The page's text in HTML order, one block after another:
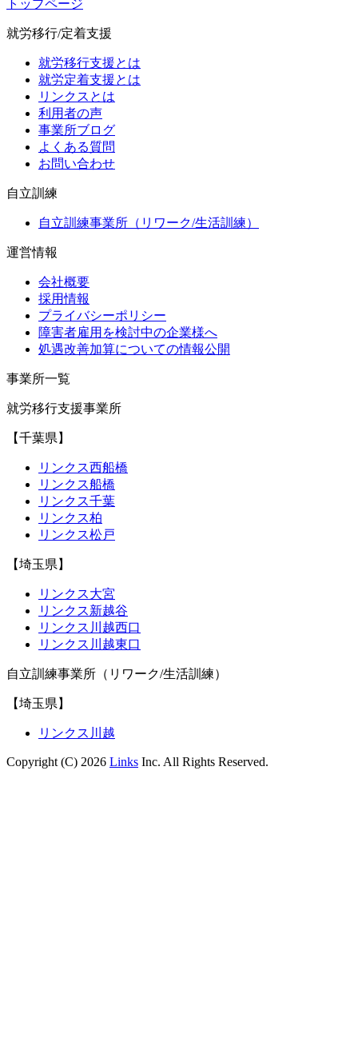
トップページ
就労移行/定着支援
就労移行支援とは
就労定着支援とは
リンクスとは
利用者の声
事業所ブログ
よくある質問
お問い合わせ
自立訓練
自立訓練事業所（リワーク/生活訓練）
運営情報
会社概要
採用情報
プライバシーポリシー
障害者雇用を検討中の企業様へ
処遇改善加算についての情報公開
事業所一覧
就労移行支援事業所
【千葉県】
リンクス西船橋
リンクス船橋
リンクス千葉
リンクス柏
リンクス松戸
【埼玉県】
リンクス大宮
リンクス新越谷
リンクス川越西口
リンクス川越東口
自立訓練事業所（リワーク/生活訓練）
【埼玉県】
リンクス川越
Copyright (C) 2026 Links Inc. All Rights Reserved.